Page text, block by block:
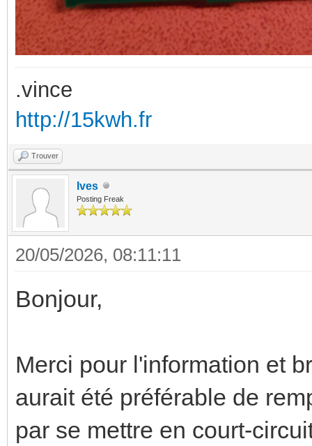
.vince
http://15kwh.fr
Trouver
Ives
Posting Freak
20/05/2026, 08:11:11
Bonjour,
Merci pour l'information et
aurait été préférable de
par se mettre en court-